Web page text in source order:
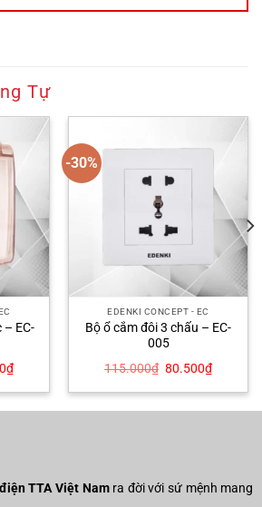
Tự
EC-
₫Giá
hiện
tại
77.000₫.
-30%
EDENKI CONCEPT - EC
Bộ ổ cắm đôi 3 chấu – EC-
005
115.000₫ Giá
là:
80.500₫Giá
hiện
tại
80.500₫.
TTA Việt Namra đời với sứ mệnh mang